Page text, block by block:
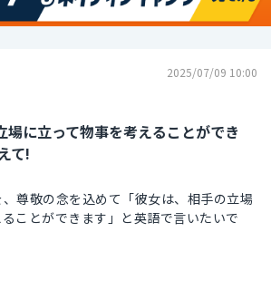
2025/07/09 10:00
場に立って物事を考えることができ
て!
尊敬の念を込めて「彼女は、相手の立場
ことができます」と英語で言いたいで